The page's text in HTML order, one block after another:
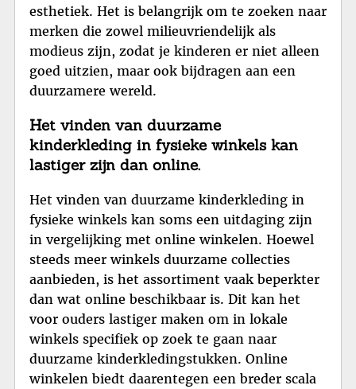
esthetiek. Het is belangrijk om te zoeken naar
merken die zowel milieuvriendelijk als
modieus zijn, zodat je kinderen er niet alleen
goed uitzien, maar ook bijdragen aan een
duurzamere wereld.
Het vinden van duurzame
kinderkleding in fysieke winkels kan
lastiger zijn dan online.
Het vinden van duurzame kinderkleding in
fysieke winkels kan soms een uitdaging zijn
in vergelijking met online winkelen. Hoewel
steeds meer winkels duurzame collecties
aanbieden, is het assortiment vaak beperkter
dan wat online beschikbaar is. Dit kan het
voor ouders lastiger maken om in lokale
winkels specifiek op zoek te gaan naar
duurzame kinderkledingstukken. Online
winkelen biedt daarentegen een breder scala